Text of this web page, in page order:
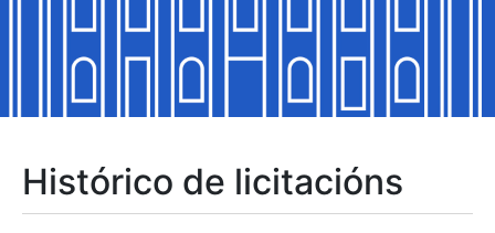
Mostrar/Ocultar
Mostrar/Ocultar
Mostrar/Ocultar
Histórico de licitacións